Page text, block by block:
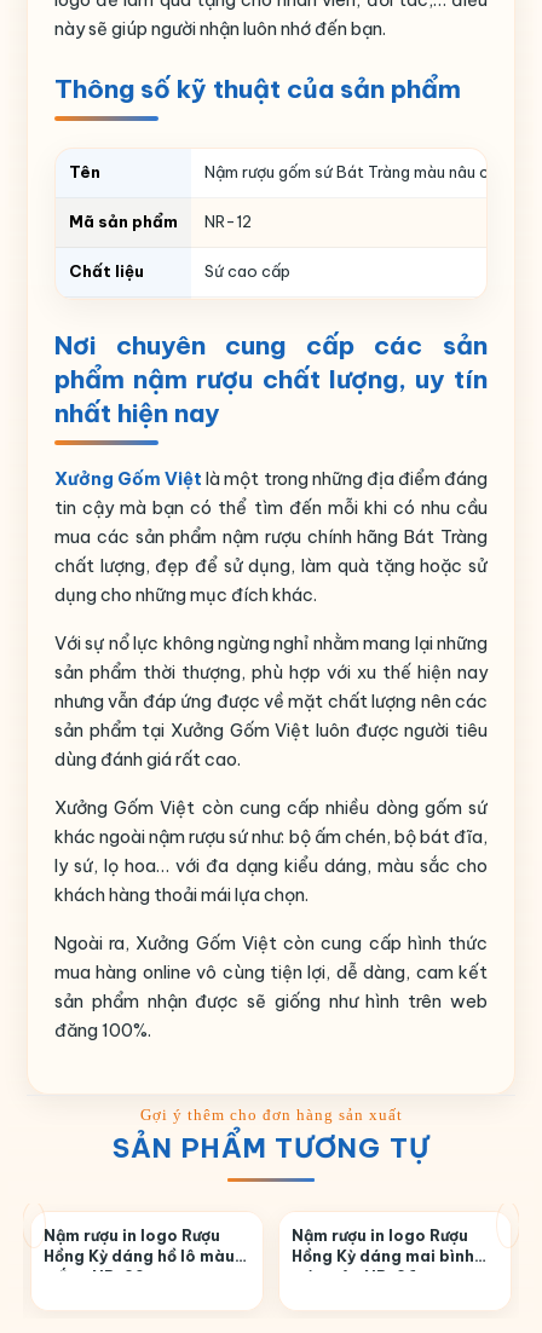
này sẽ giúp người nhận luôn nhớ đến bạn.
Thông số kỹ thuật của sản phẩm
Tên Nậm rượu gốm sứ Bát Tràng màu nâu có tai
Mã sản phẩm NR-12
Chất liệu Sứ cao cấp
Màu sắc Màu nâu
Họa tiết In logo
Nơi chuyên cung cấp các sản
phẩm nậm rượu chất lượng, uy tín
nhất hiện nay
Xưởng Gốm Việt là một trong những địa điểm đáng
tin cậy mà bạn có thể tìm đến mỗi khi có nhu cầu
mua các sản phẩm nậm rượu chính hãng Bát Tràng
chất lượng, đẹp để sử dụng, làm quà tặng hoặc sử
dụng cho những mục đích khác.
Với sự nổ lực không ngừng nghỉ nhằm mang lại những
sản phẩm thời thượng, phù hợp với xu thế hiện nay
nhưng vẫn đáp ứng được về mặt chất lượng nên các
sản phẩm tại Xưởng Gốm Việt luôn được người tiêu
dùng đánh giá rất cao.
Xưởng Gốm Việt còn cung cấp nhiều dòng gốm sứ
khác ngoài nậm rượu sứ như: bộ ấm chén, bộ bát đĩa,
ly sứ, lọ hoa… với đa dạng kiểu dáng, màu sắc cho
khách hàng thoải mái lựa chọn.
Ngoài ra, Xưởng Gốm Việt còn cung cấp hình thức
mua hàng online vô cùng tiện lợi, dễ dàng, cam kết
sản phẩm nhận được sẽ giống như hình trên web
đăng 100%.
SẢN PHẨM TƯƠNG TỰ
Nậm rượu in logo Rượu
Hồng Kỳ dáng hồ lô màu
trắng NR-29
Nậm rượu in logo Rượu
Hồng Kỳ dáng mai bình
màu nâu NR-26